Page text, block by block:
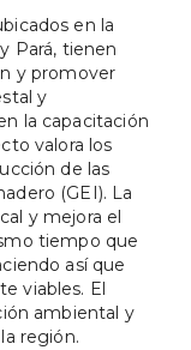
en la
Pará, tienen
y promover
y
la capacitación
valora los
de las
(GEI). La
y mejora el
tiempo que
así que
viables. El
ambiental y
región.